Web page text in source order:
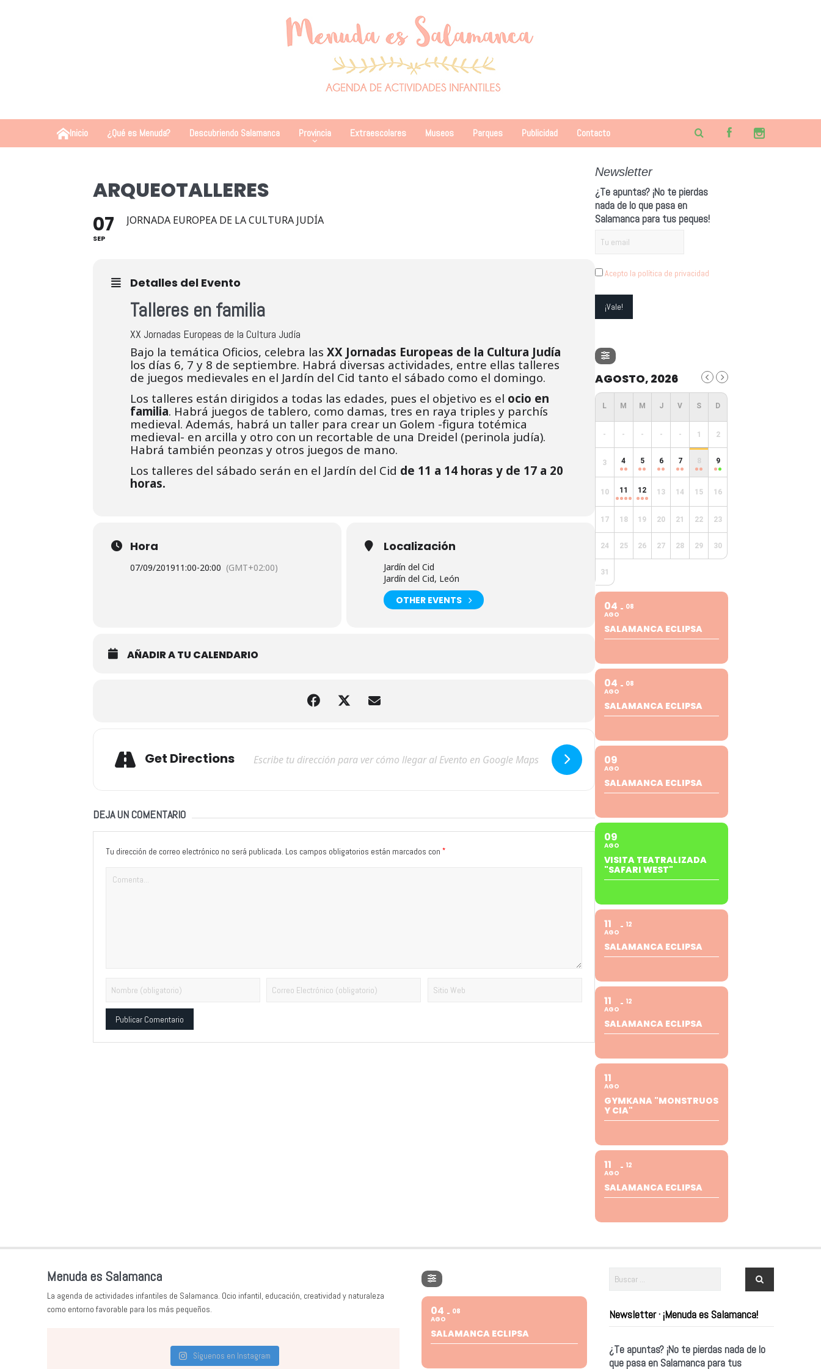
Inicio ¿Qué es Menuda? Descubriendo Salamanca Provincia Extraescolares Museos Parques Publicidad Contacto
ARQUEOTALLERES
07
SEP
JORNADA EUROPEA DE LA CULTURA JUDÍA
Detalles del Evento
Talleres en familia
XX Jornadas Europeas de la Cultura Judía
Bajo la temática Oficios, celebra las XX Jornadas Europeas de la Cultura Judía
los días 6, 7 y 8 de septiembre. Habrá diversas actividades, entre ellas talleres
de juegos medievales en el Jardín del Cid tanto el sábado como el domingo.
Los talleres están dirigidos a todas las edades, pues el objetivo es el ocio en
familia. Habrá juegos de tablero, como damas, tres en raya triples y parchís
medieval. Además, habrá un taller para crear un Golem -figura totémica
medieval- en arcilla y otro con un recortable de una Dreidel (perinola judía).
Habrá también peonzas y otros juegos de mano.
Los talleres del sábado serán en el Jardín del Cid de 11 a 14 horas y de 17 a 20
horas.
Hora
07/09/201911:00-20:00 (GMT+02:00)
Localización
Jardín del Cid
Jardín del Cid, León
OTHER EVENTS
AÑADIR A TU CALENDARIO
Get Directions
DEJA UN COMENTARIO
Tu dirección de correo electrónico no será publicada. Los campos obligatorios están marcados con *
Newsletter
¿Te apuntas? ¡No te pierdas
nada de lo que pasa en
Salamanca para tus peques!
Acepto la política de privacidad
AGOSTO, 2026
- - - - - 1 2
3 4 5 6 7 8 9
10 11 12 13 14 15 16
17 18 19 20 21 22 23
24 25 26 27 28 29 30
31
04
AGO
08
SALAMANCA ECLIPSA
04
AGO
08
SALAMANCA ECLIPSA
09
AGO
SALAMANCA ECLIPSA
09
AGO
VISITA TEATRALIZADA
"SAFARI WEST"
11
AGO
12
SALAMANCA ECLIPSA
11
AGO
12
SALAMANCA ECLIPSA
11
AGO
GYMKANA "MONSTRUOS
Y CIA"
11
AGO
12
SALAMANCA ECLIPSA
Menuda es Salamanca
La agenda de actividades infantiles de Salamanca. Ocio infantil, educación, creatividad y naturaleza
como entorno favorable para los más pequeños.
Síguenos en Instagram
04
AGO
08
SALAMANCA ECLIPSA
Newsletter · ¡Menuda es Salamanca!
¿Te apuntas? ¡No te pierdas nada de lo
que pasa en Salamanca para tus